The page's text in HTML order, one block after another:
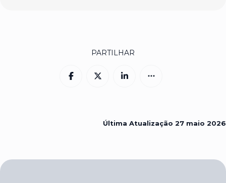
PARTILHAR
Última Atualização 27 maio 2026